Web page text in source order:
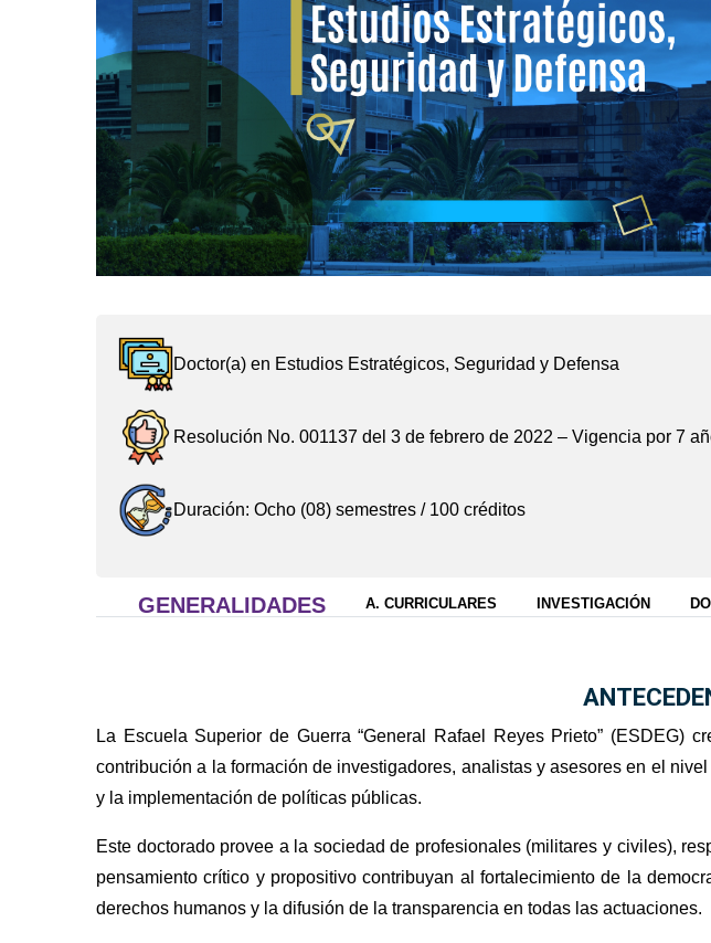
Doctor(a) en Estudios Estratégicos, Seguridad y Defensa
Resolución No. 001137 del 3 de febrero de 2022 – Vigencia por 7
Duración: Ocho (08) semestres / 100 créditos
GENERALIDADES A. CURRICULARES INVESTIGACIÓN
La Escuela Superior de Guerra “General Rafael Reyes Prieto” (ESDEG)
contribución a la formación de investigadores, analistas y asesores en el
y la implementación de políticas públicas.
Este doctorado provee a la sociedad de profesionales (militares y civiles),
pensamiento crítico y propositivo contribuyan al fortalecimiento de la
derechos humanos y la difusión de la transparencia en todas las actuaciones.